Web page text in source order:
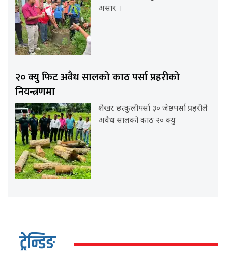
असार ।
२० क्यु फिट अवैध सालको काठ पर्सा प्रहरीको
नियन्त्रणमा
शेखर छत्कुलीपर्सा ३० जेष्ठपर्सा प्रहरीले
अवैध सालको काठ २० क्यु
ट्रेन्डिङ